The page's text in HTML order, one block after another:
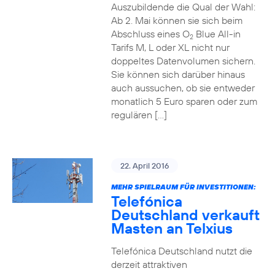
Auszubildende die Qual der Wahl:
Ab 2. Mai können sie sich beim
Abschluss eines O2Blue All-in
Tarifs M, L oder XL nicht nur
doppeltes Datenvolumen sichern.
Sie können sich darüber hinaus
auch aussuchen, ob sie entweder
monatlich 5 Euro sparen oder zum
regulären […]
22. April 2016
MEHR SPIELRAUM FÜR INVESTITIONEN:
Telefónica
Deutschland verkauft
Masten an Telxius
Telefónica Deutschland nutzt die
derzeit attraktiven